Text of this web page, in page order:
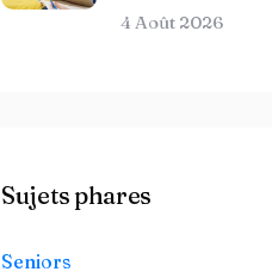
4 Août 2026
Sujets phares
Seniors